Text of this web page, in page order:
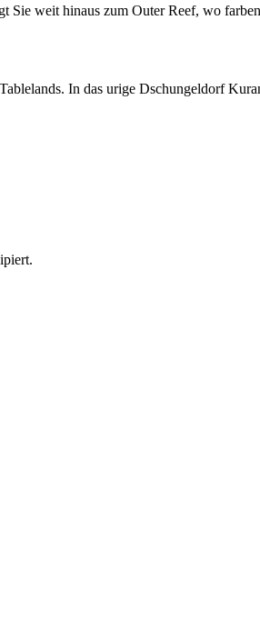
weit hinaus zum Outer Reef, wo
In das urige Dschungeldorf